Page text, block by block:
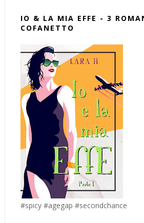
IO & LA MIA EFFE - 3
COFANETTO
#spicy #agegap #secondchance